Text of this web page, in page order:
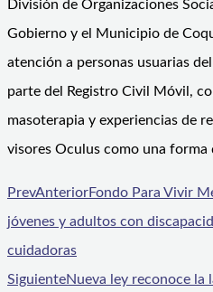
División de Organizaciones
Gobierno y el Municipio de
atención a personas usuarias
parte del Registro Civil Móvil,
masoterapia y experiencias de
visores Oculus como una forma
PrevAnteriorFondo Para Vivir
jóvenes y adultos con
cuidadoras
SiguienteNueva ley reconoce la